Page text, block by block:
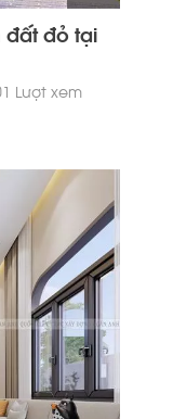
đất đỏ tại
Lượt xem